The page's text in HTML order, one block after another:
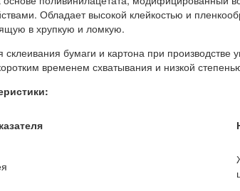
Обладает высокой клейкостью и
в хрупкую и ломкую.
склеивания бумаги и картона при
временем схватывания и низкой